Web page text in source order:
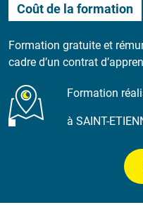
Coût de la formation
Formation gratuite et
cadre d’un contrat
Formation
à SAINT-